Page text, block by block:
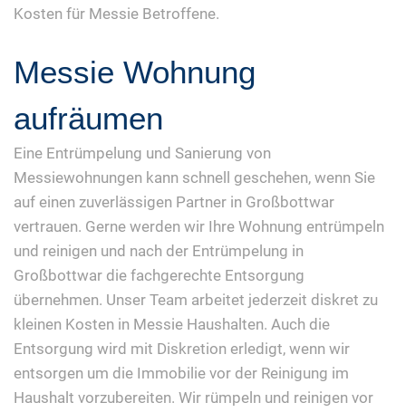
Kosten für Messie Betroffene.
Messie Wohnung
aufräumen
Eine Entrümpelung und Sanierung von
Messiewohnungen kann schnell geschehen, wenn Sie
auf einen zuverlässigen Partner in Großbottwar
vertrauen. Gerne werden wir Ihre Wohnung entrümpeln
und reinigen und nach der Entrümpelung in
Großbottwar die fachgerechte Entsorgung
übernehmen. Unser Team arbeitet jederzeit diskret zu
kleinen Kosten in Messie Haushalten. Auch die
Entsorgung wird mit Diskretion erledigt, wenn wir
entsorgen um die Immobilie vor der Reinigung im
Haushalt vorzubereiten. Wir rümpeln und reinigen vor